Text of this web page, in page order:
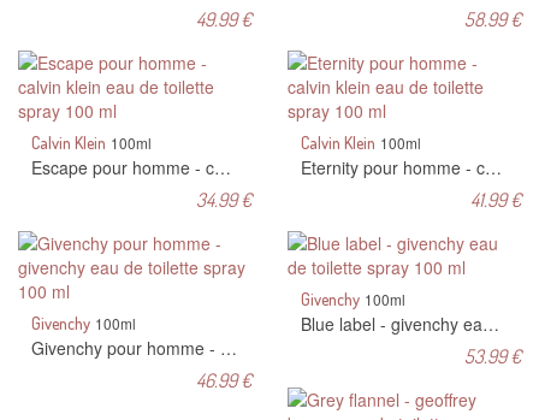
49.99 €
58.99 €
Calvin Klein 100ml
Escape pour homme - calvin klein eau de toilette spray 100 ml
34.99 €
Calvin Klein 100ml
Eternity pour homme - calvin klein eau de toilette spray 100 ml
41.99 €
Givenchy 100ml
Givenchy pour homme - givenchy eau de toilette spray 100 ml
46.99 €
Givenchy 100ml
Blue label - givenchy eau de toilette spray 100 ml
53.99 €